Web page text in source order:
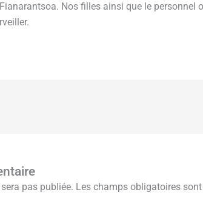
Nos filles ainsi que le personnel
pas publiée. Les champs obligatoires